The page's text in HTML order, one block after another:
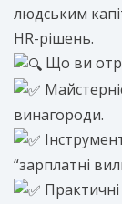
людським
HR-рішень.
Що ви
винагороди.
“зарплатні